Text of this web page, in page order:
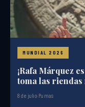
MUNDIAL 2026
¡Rafa Márquez
toma las riendas
8 de julio·Pumas